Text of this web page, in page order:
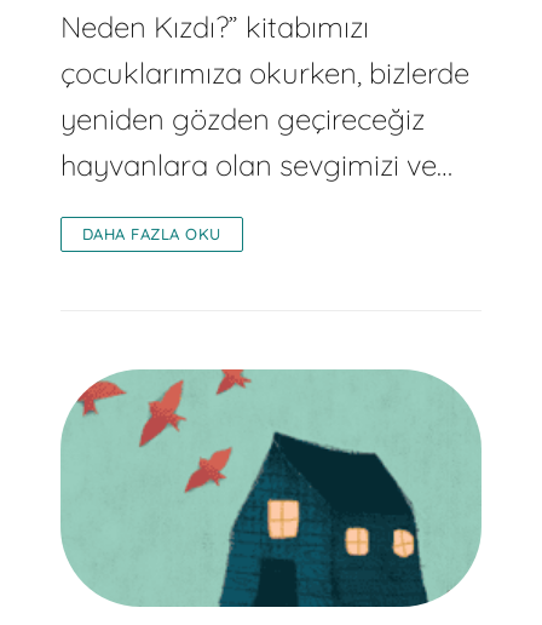
Neden Kızdı?” kitabımızı
çocuklarımıza okurken, bizlerde
yeniden gözden geçireceğiz
hayvanlara olan sevgimizi ve…
DAHA FAZLA OKU